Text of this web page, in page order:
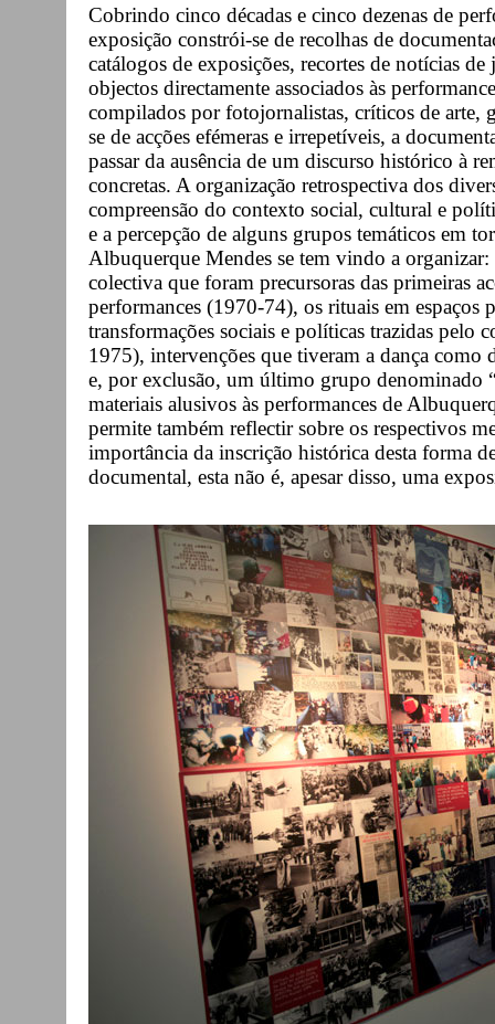
Cobrindo cinco décadas e cinco dezenas de
exposição constrói-se de recolhas de
catálogos de exposições, recortes de notícias
objectos directamente associados às
compilados por fotojornalistas, críticos de arte,
se de acções efémeras e irrepetíveis, a
passar da ausência de um discurso histórico à
concretas. A organização retrospectiva dos
compreensão do contexto social, cultural e
e a percepção de alguns grupos temáticos em
Albuquerque Mendes se tem vindo a organizar:
colectiva que foram precursoras das primeiras
performances (1970-74), os rituais em espaços
transformações sociais e políticas trazidas pelo
1975), intervenções que tiveram a dança
e, por exclusão, um último grupo denominado
materiais alusivos às performances de
permite também reflectir sobre os respectivos
importância da inscrição histórica desta forma
documental, esta não é, apesar disso, uma